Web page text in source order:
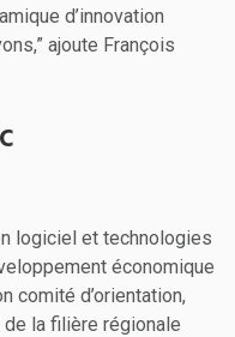
d’innovation
ajoute François
logiciel et technologies
économique
comité d’orientation,
la filière régionale